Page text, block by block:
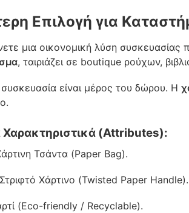
Επιλογή για
μια οικονομική λύση συσκευασίας
, ταιριάζει σε boutique ρούχων,
είναι μέρος του δώρου. Η
(Attributes):
Τσάντα (Paper Bag).
Στριφτό Χάρτινο (Twisted Paper Handle).
(Eco-friendly / Recyclable).